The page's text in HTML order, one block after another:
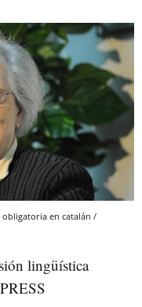
en catalán /
lingüística